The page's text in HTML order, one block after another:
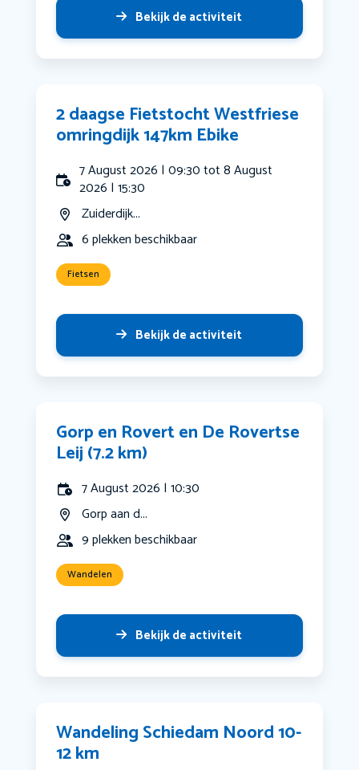
Bekijk de activiteit
2 daagse Fietstocht Westfriese
omringdijk 147km Ebike
7 August 2026 | 09:30 tot 8 August
2026 | 15:30
Zuiderdijk...
6 plekken beschikbaar
Fietsen
Bekijk de activiteit
Gorp en Rovert en De Rovertse
Leij (7.2 km)
7 August 2026 | 10:30
Gorp aan d...
9 plekken beschikbaar
Wandelen
Bekijk de activiteit
Wandeling Schiedam Noord 10-
12 km